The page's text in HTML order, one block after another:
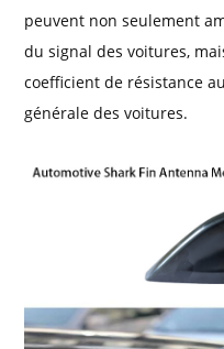
peuvent non seulement
du signal des voitures,
coefficient de résistance
générale des voitures.